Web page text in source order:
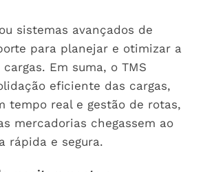
sistemas avançados de
para planejar e otimizar a
Em suma, o TMS
eficiente das cargas,
tempo real e gestão de rotas,
mercadorias chegassem ao
rápida e segura.